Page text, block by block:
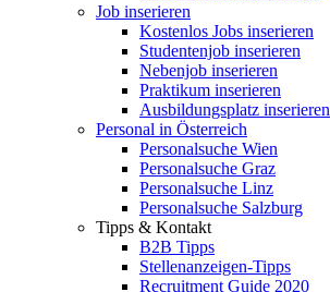
Job inserieren
Kostenlos Jobs inserieren
Studentenjob inserieren
Nebenjob inserieren
Praktikum inserieren
Ausbildungsplatz inserieren
Personal in Österreich
Personalsuche Wien
Personalsuche Graz
Personalsuche Linz
Personalsuche Salzburg
Tipps & Kontakt
B2B Tipps
Stellenanzeigen-Tipps
Recruitment Guide 2020